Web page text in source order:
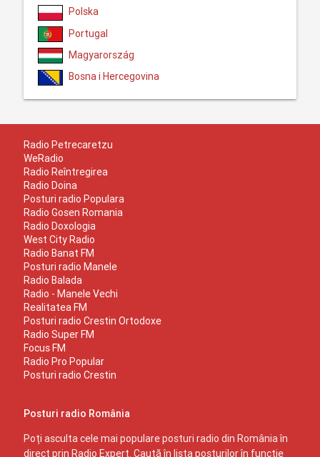
Polska
Portugal
Magyarország
Bosna i Hercegovina
Radio Petrecaretzu
WeRadio
Radio Reîntregirea
Radio Doina
Posturi radio Populara
Radio Gosen Romania
Radio Doxologia
West City Radio
Radio Banat FM
Posturi radio Manele
Radio Balada
Radio - Manele Vechi
Realitatea FM
Posturi radio Crestin Ortodoxe
Radio Super FM
Focus FM
Radio Pro Popular
Posturi radio Crestin
Posturi radio România
Poți asculta cele mai populare posturi radio din România în
direct prin Radio Expert. Caută în lista posturilor în funcție